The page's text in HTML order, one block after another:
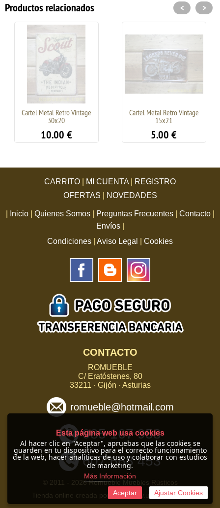
Productos relacionados
Cartel Metal Retro Vintage
30x20
10.00 €
Cartel Metal Retro Vintage
15x21
5.00 €
< >
CARRITO MI CUENTA
REGISTRO
OFERTAS
NOVEDADES
Inicio Quienes Somos Preguntas Frecuentes Contacto
Envíos
Condiciones
Aviso Legal Cookies
CONTACTO
ROMUEBLE
C/ Eratóstenes, 80
33211 · Gijón · Asturias
romueble@hotmail.com
985 167 958
607 668 453
© 2011 - 2026 Romueble Muebles Rústicos
Tienda online creada por http://www.urbecom.com
Esta página web usa cookies
Al hacer clic en "Aceptar", apruebas que las cookies se
guarden en tu dispositivo para el correcto funcionamiento
de la web, hacer analíticas de uso y colaborar con estudios
de marketing.
Más Información
Aceptar Ajustar Cookies